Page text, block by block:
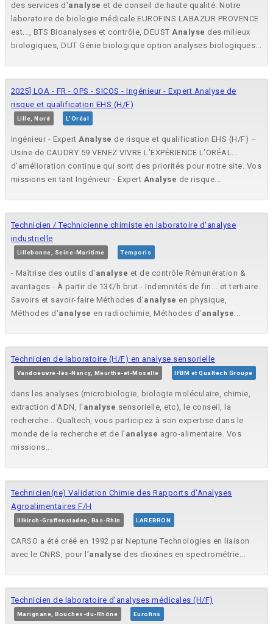
des services d'analyse et de conseil de haute qualité. Notre
laboratoire de biologie médicale EUROFINS LABAZUR PROVENCE
est..., BTS Bioanalyses et contrôle, DEUSTAnalyse des milieux
biologiques, DUT Génie biologique option analyses biologiques...
2025] LOA - FR - OPS - SICOS - Ingénieur - Expert Analyse de
risque et qualification EHS (H/F)
Lille, Nord L'Oréal
Ingénieur - ExpertAnalyse de risque et qualification EHS (H/F) –
Usine de CAUDRY 59 VENEZ VIVRE L’EXPÉRIENCE L’ORÉAL...
d’amélioration continue qui sont des priorités pour notre site. Vos
missions en tant Ingénieur - Expert Analyse de risque...
Technicien / Technicienne chimiste en laboratoire d'analyse
industrielle
Lillebonne, Seine-Maritime Temporis
- Maîtrise des outils d' analyse et de contrôle Rémunération &
avantages - À partir de 13€/h brut - Indemnités de fin... et tertiaire.
Savoirs et savoir-faire Méthodes d'analyse en physique,
Méthodes d'analyse en radiochimie, Méthodes d' analyse...
Technicien de laboratoire (H/F) en analyse sensorielle
Vandoeuvre-lès-Nancy, Meurthe-et-Moselle IFBM et Qualtech Groupe
dans les analyses (microbiologie, biologie moléculaire, chimie,
extraction d’ADN, l’ analyse sensorielle, etc), le conseil, la
recherche... Qualtech, vous participez à son expertise dans le
monde de la recherche et de l’ analyse agro-alimentaire. Vos
missions...
Technicien(ne) Validation Chimie des Rapports d'Analyses
Agroalimentaires F/H
Illkirch-Graffenstaden, Bas-Rhin LAREBRON
CARSO a été créé en 1992 par Neptune Technologies en liaison
avec le CNRS, pour l’analyse des dioxines en spectrométrie...
Technicien de laboratoire d'analyses médicales (H/F)
Marignane, Bouches-du-Rhône Eurofins